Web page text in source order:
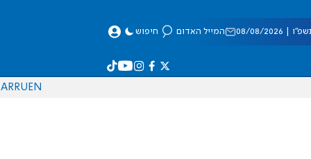
08/2026 המייל האדום חיפוש
EN
RU
AR